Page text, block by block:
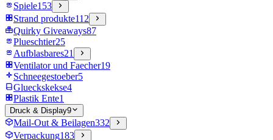
Spiele153
Strand produkte112
Quirky Giveaways87
Plueschtier25
Aufblasbares21
Ventilator und Faecher19
Schneegestoeber5
Glueckskekse4
Plastik Ente1
Druck & Display9
Mail-Out & Beilagen332
Verpackung183